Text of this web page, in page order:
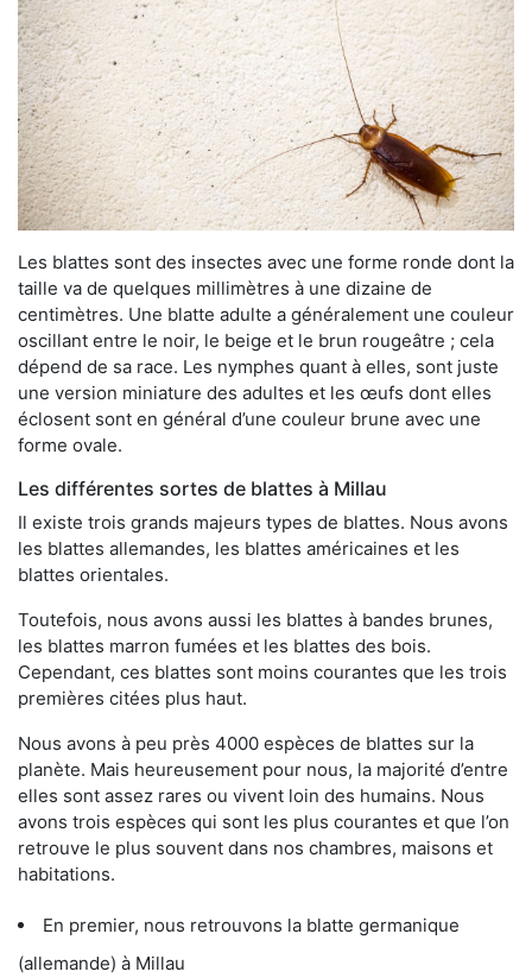
Les blattes sont des insectes avec une forme ronde dont la
taille va de quelques millimètres à une dizaine de
centimètres. Une blatte adulte a généralement une couleur
oscillant entre le noir, le beige et le brun rougeâtre ; cela
dépend de sa race. Les nymphes quant à elles, sont juste
une version miniature des adultes et les œufs dont elles
éclosent sont en général d’une couleur brune avec une
forme ovale.
Les différentes sortes de blattes à Millau
Il existe trois grands majeurs types de blattes. Nous avons
les blattes allemandes, les blattes américaines et les
blattes orientales.
Toutefois, nous avons aussi les blattes à bandes brunes,
les blattes marron fumées et les blattes des bois.
Cependant, ces blattes sont moins courantes que les trois
premières citées plus haut.
Nous avons à peu près 4000 espèces de blattes sur la
planète. Mais heureusement pour nous, la majorité d’entre
elles sont assez rares ou vivent loin des humains. Nous
avons trois espèces qui sont les plus courantes et que l’on
retrouve le plus souvent dans nos chambres, maisons et
habitations.
En premier, nous retrouvons la blatte germanique
(allemande) à Millau